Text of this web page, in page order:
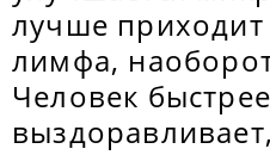
лучше приходит
лимфа,
Человек быстрее